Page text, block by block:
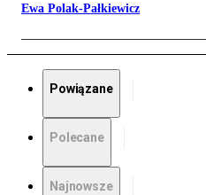
Ewa Polak-Pałkiewicz
Powiązane
Polecane
Najnowsze